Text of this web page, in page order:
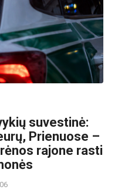
suvestinė:
Prienuose –
rajone rasti